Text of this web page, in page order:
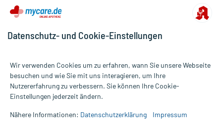
Alle Preise gelten inkl. MwSt., ggf. zzgl. Versandkosten
Informationen auf dieser Website werden ausschließlich für
die Untersuchung und Behandlung durch einen Arzt. Bitte
Datenschutz- und Cookie-Einstellungen
Wir verwenden Cookies um zu erfahren, wann Sie unsere Webseite
besuchen und wie Sie mit uns interagieren, um Ihre
Nutzererfahrung zu verbessern. Sie können Ihre Cookie-
Einstellungen jederzeit ändern.
Nähere Informationen: Datenschutzerklärung Impressum